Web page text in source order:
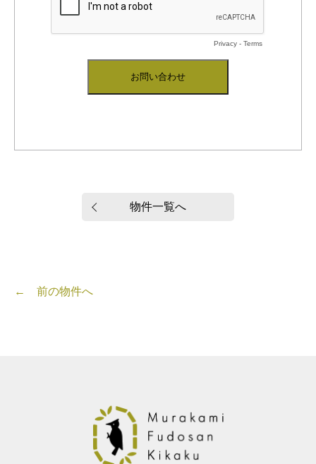
物件一覧へ
← 前の物件へ